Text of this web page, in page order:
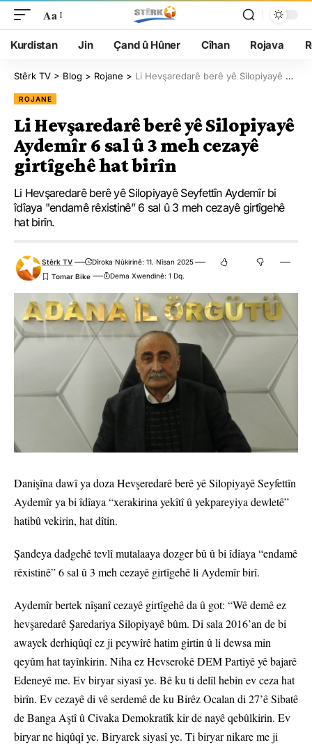
Aa
Kurdistan Jin Çand û Hûner Cîhan Rojava
Stêrk TV > Blog > Rojane > Li Hevşaredarê berê yê Silopiyayê Aydemîr 6 sal û 3 meh cezayê girtîgehê hat birîn
ROJANE
Li Hevşaredarê berê yê Silopiyayê
Aydemîr 6 sal û 3 meh cezayê
girtîgehê hat birîn
Li Hevşaredarê berê yê Silopiyayê Seyfettîn Aydemîr bi
îdîaya "endamê rêxistinê” 6 sal û 3 meh cezayê girtîgehê
hat birîn.
Stêrk TV
Dîroka Nûkirinê: 11. Nîsan 2025
Dema Xwendinê: 1 Dq.
Danişîna dawî ya doza Hevşeredarê berê yê Silopiyayê Seyfettîn
Aydemîr ya bi îdîaya “xerakirina yekîtî û yekpareyiya dewletê”
hatibû vekirin, hat dîtin.
Şandeya dadgehê tevlî mutalaaya dozger bû û bi îdîaya “endamê
rêxistinê” 6 sal û 3 meh cezayê girtîgehê li Aydemîr birî.
Aydemîr bertek nîşanî cezayê girtîgehê da û got: “Wê demê ez
hevşaredarê Şaredariya Silopiyayê bûm. Di sala 2016’an de bi
awayek derhiqûqî ez ji peywîrê hatim girtin û li dewsa min
qeyûm hat tayînkirin. Niha ez Hevserokê DEM Partiyê yê bajarê
Edeneyê me. Ev biryar siyasî ye. Bê ku ti delîl hebin ev ceza hat
birîn. Ev cezayê di vê serdemê de ku Birêz Ocalan di 27’ê Sibatê
de Banga Aştî û Civaka Demokratîk kir de nayê qebûlkirin. Ev
biryar ne hiqûqî ye. Biryarek siyasî ye. Ti biryar nikare me ji